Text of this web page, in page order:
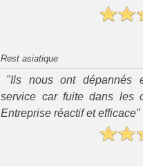
Rest asiatique
"Ils nous ont dépannés
service car fuite dans les
Entreprise réactif et efficace"